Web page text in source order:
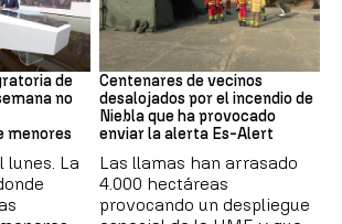
de
no
menores
lunes. La
Incendio
Centenares de vecinos
desalojados por el incendio de
Niebla que ha provocado
enviar la alerta Es-Alert
Las llamas han arrasado
4.000 hectáreas
provocando un despliegue